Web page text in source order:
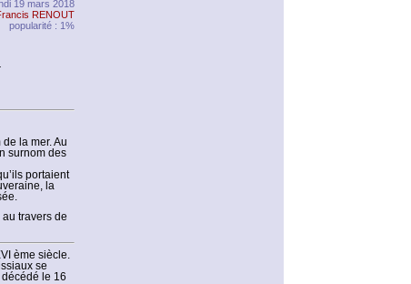
19 mars 2018
RENOUT
popularité : 1%
la mer. Au
surnom des
portaient
la
travers de
ème siècle.
se
le 16